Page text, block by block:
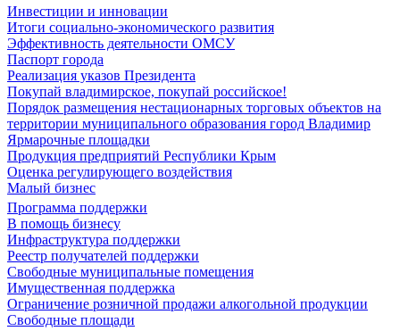
Инвестиции и инновации
Итоги социально-экономического развития
Эффективность деятельности ОМСУ
Паспорт города
Реализация указов Президента
Покупай владимирское, покупай российское!
Порядок размещения нестационарных торговых объектов на
территории муниципального образования город Владимир
Ярмарочные площадки
Продукция предприятий Республики Крым
Оценка регулирующего воздействия
Малый бизнес
Программа поддержки
В помощь бизнесу
Инфраструктура поддержки
Реестр получателей поддержки
Свободные муниципальные помещения
Имущественная поддержка
Ограничение розничной продажи алкогольной продукции
Свободные площади